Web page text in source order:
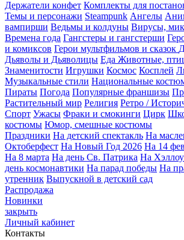
Держатели конфет Комплекты для
Темы и персонажи Steampunk Ангелы
вампирши Ведьмы и колдуны Вирусы,
Времена года Гангстеры и гангстерши
и комиксов Герои мультфильмов и сказок
Дьяволы и Дьяволицы Еда Животные,
Знаменитости Игрушки Космос Косплей
Музыкальные стили Национальные
Пираты Погода Популярные франшизы
Растительный мир Религия Ретро /
Спорт Ужасы Фраки и смокинги Цирк
костюмы Юмор, смешные костюмы
Праздники На детский спектакль На
Октоберфест На Новый Год 2026 На 14
На 8 марта На день Св. Патрика На
день космонавтики На парад победы На
утренник Выпускной в детский сад
Распродажа
Новинки
закрыть
Личный кабинет
Контакты